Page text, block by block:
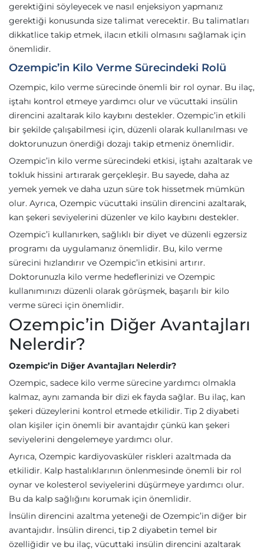
gerektiğini söyleyecek ve nasıl enjeksiyon yapmanız
gerektiği konusunda size talimat verecektir. Bu talimatları
dikkatlice takip etmek, ilacın etkili olmasını sağlamak için
önemlidir.
Ozempic’in Kilo Verme Sürecindeki Rolü
Ozempic, kilo verme sürecinde önemli bir rol oynar. Bu ilaç,
iştahı kontrol etmeye yardımcı olur ve vücuttaki insülin
direncini azaltarak kilo kaybını destekler. Ozempic’in etkili
bir şekilde çalışabilmesi için, düzenli olarak kullanılması ve
doktorunuzun önerdiği dozajı takip etmeniz önemlidir.
Ozempic’in kilo verme sürecindeki etkisi, iştahı azaltarak ve
tokluk hissini artırarak gerçekleşir. Bu sayede, daha az
yemek yemek ve daha uzun süre tok hissetmek mümkün
olur. Ayrıca, Ozempic vücuttaki insülin direncini azaltarak,
kan şekeri seviyelerini düzenler ve kilo kaybını destekler.
Ozempic’i kullanırken, sağlıklı bir diyet ve düzenli egzersiz
programı da uygulamanız önemlidir. Bu, kilo verme
sürecini hızlandırır ve Ozempic’in etkisini artırır.
Doktorunuzla kilo verme hedeflerinizi ve Ozempic
kullanımınızı düzenli olarak görüşmek, başarılı bir kilo
verme süreci için önemlidir.
Ozempic’in Diğer Avantajları
Nelerdir?
Ozempic’in Diğer Avantajları Nelerdir?
Ozempic, sadece kilo verme sürecine yardımcı olmakla
kalmaz, aynı zamanda bir dizi ek fayda sağlar. Bu ilaç, kan
şekeri düzeylerini kontrol etmede etkilidir. Tip 2 diyabeti
olan kişiler için önemli bir avantajdır çünkü kan şekeri
seviyelerini dengelemeye yardımcı olur.
Ayrıca, Ozempic kardiyovasküler riskleri azaltmada da
etkilidir. Kalp hastalıklarının önlenmesinde önemli bir rol
oynar ve kolesterol seviyelerini düşürmeye yardımcı olur.
Bu da kalp sağlığını korumak için önemlidir.
İnsülin direncini azaltma yeteneği de Ozempic’in diğer bir
avantajıdır. İnsülin direnci, tip 2 diyabetin temel bir
özelliğidir ve bu ilaç, vücuttaki insülin direncini azaltarak